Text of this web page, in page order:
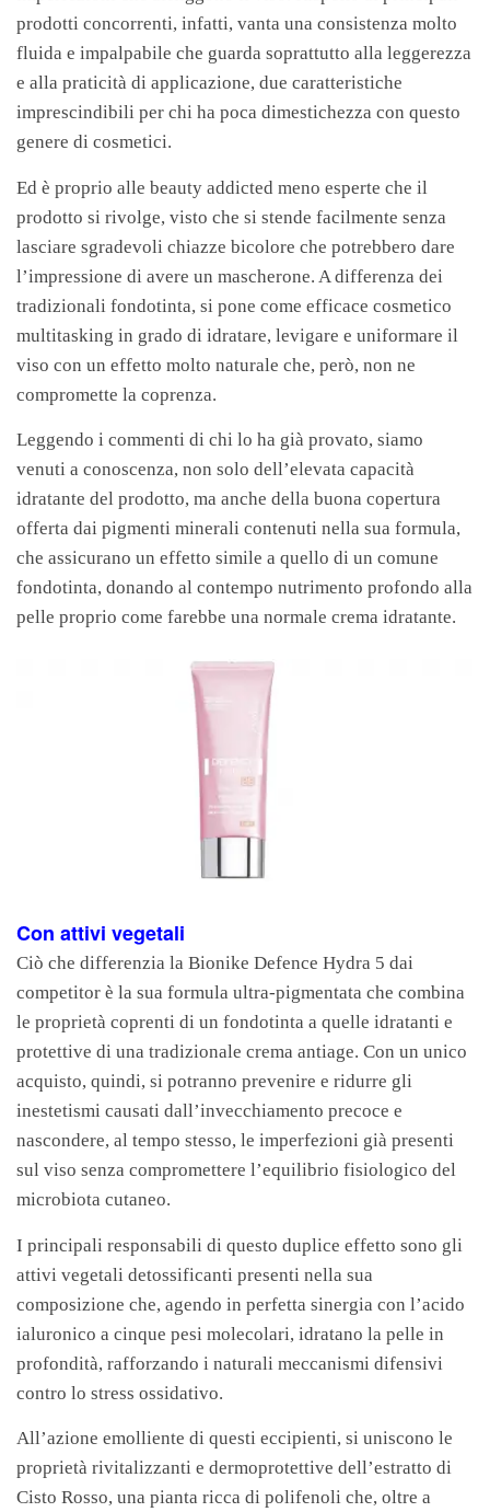
prodotti concorrenti, infatti, vanta una consistenza molto
fluida e impalpabile che guarda soprattutto alla leggerezza
e alla praticità di applicazione, due caratteristiche
imprescindibili per chi ha poca dimestichezza con questo
genere di cosmetici.
Ed è proprio alle beauty addicted meno esperte che il
prodotto si rivolge, visto che si stende facilmente senza
lasciare sgradevoli chiazze bicolore che potrebbero dare
l’impressione di avere un mascherone. A differenza dei
tradizionali fondotinta, si pone come efficace cosmetico
multitasking in grado di idratare, levigare e uniformare il
viso con un effetto molto naturale che, però, non ne
compromette la coprenza.
Leggendo i commenti di chi lo ha già provato, siamo
venuti a conoscenza, non solo dell’elevata capacità
idratante del prodotto, ma anche della buona copertura
offerta dai pigmenti minerali contenuti nella sua formula,
che assicurano un effetto simile a quello di un comune
fondotinta, donando al contempo nutrimento profondo alla
pelle proprio come farebbe una normale crema idratante.
Con attivi vegetali
Ciò che differenzia la Bionike Defence Hydra 5 dai
competitor è la sua formula ultra-pigmentata che combina
le proprietà coprenti di un fondotinta a quelle idratanti e
protettive di una tradizionale crema antiage. Con un unico
acquisto, quindi, si potranno prevenire e ridurre gli
inestetismi causati dall’invecchiamento precoce e
nascondere, al tempo stesso, le imperfezioni già presenti
sul viso senza compromettere l’equilibrio fisiologico del
microbiota cutaneo.
I principali responsabili di questo duplice effetto sono gli
attivi vegetali detossificanti presenti nella sua
composizione che, agendo in perfetta sinergia con l’acido
ialuronico a cinque pesi molecolari, idratano la pelle in
profondità, rafforzando i naturali meccanismi difensivi
contro lo stress ossidativo.
All’azione emolliente di questi eccipienti, si uniscono le
proprietà rivitalizzanti e dermoprotettive dell’estratto di
Cisto Rosso, una pianta ricca di polifenoli che, oltre a